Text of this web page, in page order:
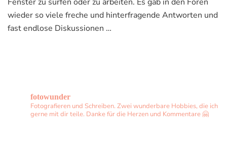
TV
/
wieder so viele freche und hinterfragende Antworten und
fast endlose Diskussionen …
fotowunder
Fotografieren und Schreiben. Zwei wunderbare Hobbies, die ich
gerne mit dir teile. Danke für die Herzen und Kommentare 🤗